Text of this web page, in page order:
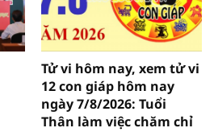
Tử vi hôm nay, xem tử vi
12 con giáp hôm nay
ngày 7/8/2026: Tuổi
Thân làm việc chăm chỉ